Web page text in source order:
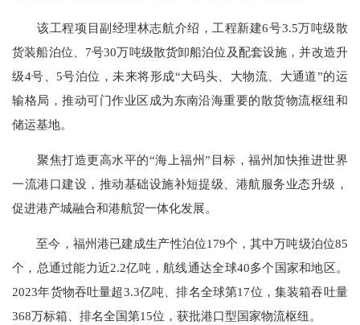
该工程项目副经理林志航介绍，工程新建6号3.5万吨级散
货装船泊位、7号30万吨级散货卸船泊位及配套设施，并改造升
级4号、5号泊位，未来将形成“大码头、大物流、大通道”的运
输格局，推动可门作业区成为东南沿海重要的散货物流枢纽和
储运基地。
聚焦打造更高水平的“海上福州”目标，福州加快推进世界
一流港口建设，推动基础设施补短提级、港航服务业态升级，
促进港产城融合和港航贸一体化发展。
至今，福州港已建成生产性泊位179个，其中万吨级泊位85
个，总通过能力近2.2亿吨，航线通达全球40多个国家和地区。
2023年货物吞吐量超3.3亿吨、排名全球第17位，集装箱吞吐量
368万标箱、排名全国第15位，获批港口型国家物流枢纽。